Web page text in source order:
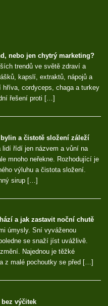
nebo jen chytrý marketing?
trendů ve světě zdraví a
kapslí, extraktů, nápojů a
cordyceps, chaga a turkey
řešení proti […]
a čistotě složení záleží
lidí řídí jen názvem a vůní na
mnoho neřekne. Rozhodující je
výluhu a čistota složení.
sirup […]
a jak zastavit noční chutě
úmysly. Sní vyváženou
se snaží jíst uvážlivě.
Najednou je těžké
z malé pochoutky se před […]
výčitek